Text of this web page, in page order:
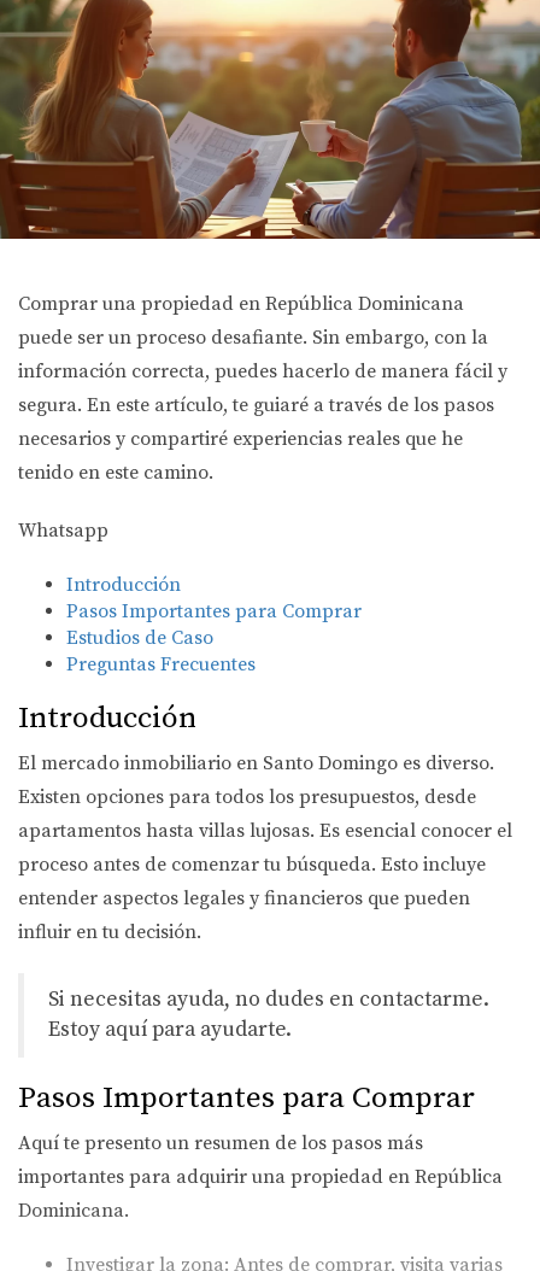
Comprar una propiedad en República Dominicana
puede ser un proceso desafiante. Sin embargo, con la
información correcta, puedes hacerlo de manera fácil y
segura. En este artículo, te guiaré a través de los pasos
necesarios y compartiré experiencias reales que he
tenido en este camino.
Whatsapp
Introducción
Pasos Importantes para Comprar
Estudios de Caso
Preguntas Frecuentes
Introducción
El mercado inmobiliario en Santo Domingo es diverso.
Existen opciones para todos los presupuestos, desde
apartamentos hasta villas lujosas. Es esencial conocer el
proceso antes de comenzar tu búsqueda. Esto incluye
entender aspectos legales y financieros que pueden
influir en tu decisión.
Si necesitas ayuda, no dudes en contactarme.
Estoy aquí para ayudarte.
Pasos Importantes para Comprar
Aquí te presento un resumen de los pasos más
importantes para adquirir una propiedad en República
Dominicana.
Investigar la zona: Antes de comprar, visita varias